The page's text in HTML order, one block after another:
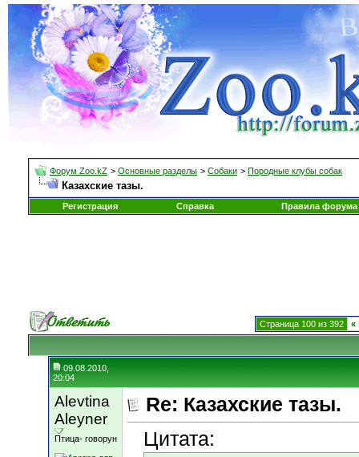
Форум Zoo.kZ > Основные разделы > Собаки > Породные клубы собак
Казахские тазы.
Регистрация Справка Правила форума
Страница 100 из 392 «
09.08.2010,
20:04
Alevtina
Aleyner
Птица- говорун
Re: Казахские тазы.
Цитата: